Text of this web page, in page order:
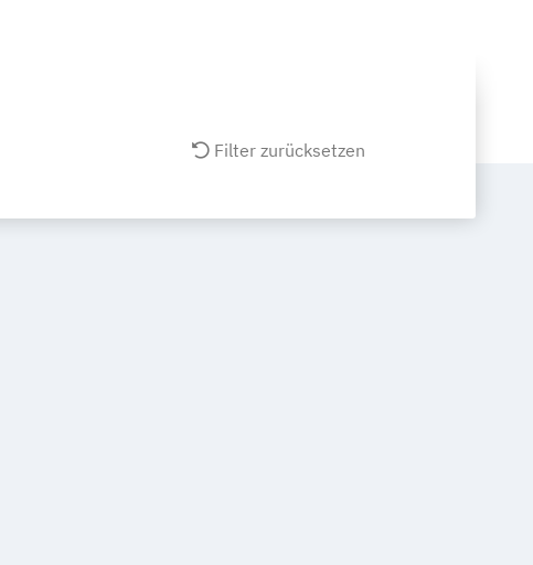
Filter zurücksetzen